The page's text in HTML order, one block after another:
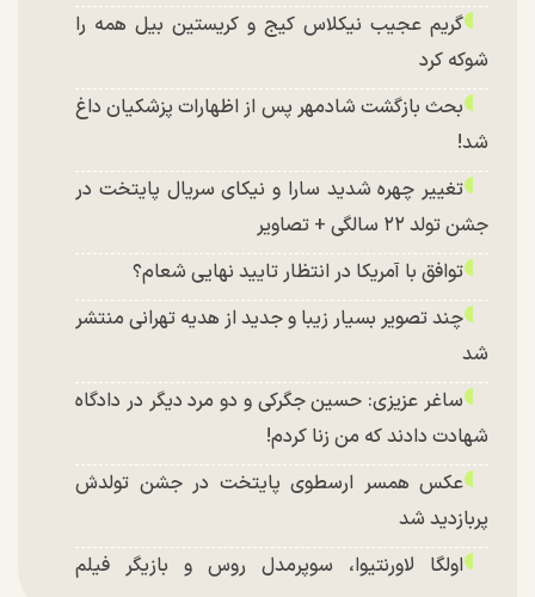
گریم عجیب نیکلاس کیج و کریستین بیل همه را
شوکه کرد
بحث بازگشت شادمهر پس از اظهارات پزشکیان داغ
شد!
تغییر چهره شدید سارا و نیکای سریال پایتخت در
جشن تولد ۲۲ سالگی + تصاویر
توافق با آمریکا در انتظار تایید نهایی شعام؟
چند تصویر بسیار زیبا و جدید از هدیه تهرانی منتشر
شد
ساغر عزیزی: حسین جگرکی و دو مرد دیگر در دادگاه
شهادت دادند که من زنا کردم!
عکس همسر ارسطوی پایتخت در جشن تولدش
پربازدید شد
اولگا لاورنتیوا، سوپرمدل روس و بازیگر فیلم